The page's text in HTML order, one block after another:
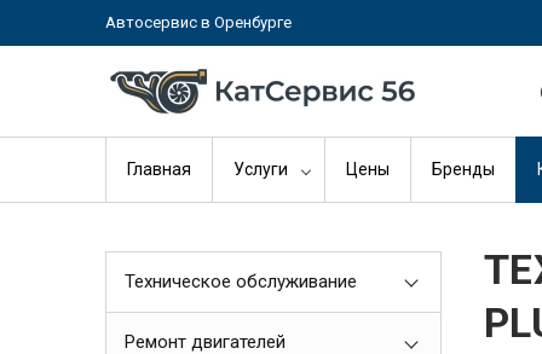
Автосервис в Оренбурге
Главная Услуги Цены Бренды
Техническое обслуживание
Ремонт двигателей